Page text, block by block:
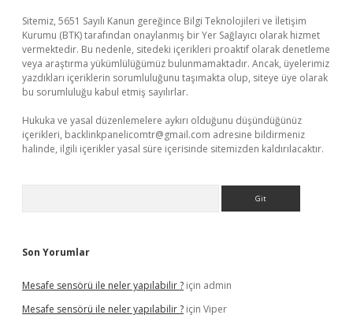
Sitemiz, 5651 Sayılı Kanun gereğince Bilgi Teknolojileri ve İletişim
Kurumu (BTK) tarafından onaylanmış bir Yer Sağlayıcı olarak hizmet
vermektedir. Bu nedenle, sitedeki içerikleri proaktif olarak denetleme
veya araştırma yükümlülüğümüz bulunmamaktadır. Ancak, üyelerimiz
yazdıkları içeriklerin sorumluluğunu taşımakta olup, siteye üye olarak
bu sorumluluğu kabul etmiş sayılırlar.
Hukuka ve yasal düzenlemelere aykırı olduğunu düşündüğünüz
içerikleri, backlinkpanelicomtr@gmail.com adresine bildirmeniz
halinde, ilgili içerikler yasal süre içerisinde sitemizden kaldırılacaktır.
Son Yorumlar
Mesafe sensörü ile neler yapılabilir ? için admin
Mesafe sensörü ile neler yapılabilir ? için Viper